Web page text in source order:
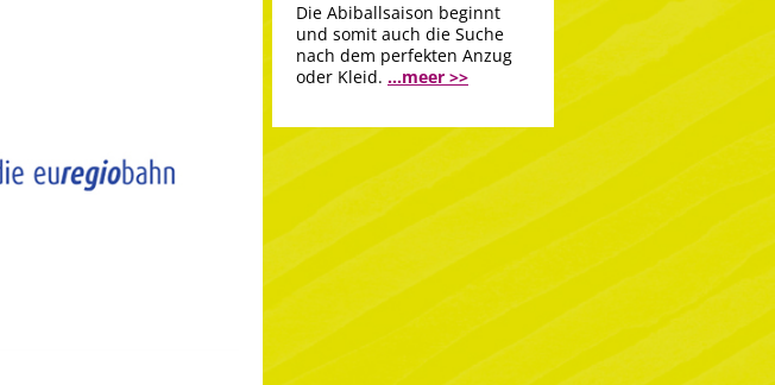
Die Abiballsaison beginnt
und somit auch die Suche
nach dem perfekten Anzug
oder Kleid. ...meer >>